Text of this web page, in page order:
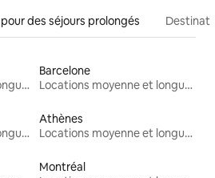
des séjours prolongés
Locations moyenne et longue durée
Barcelone
Locations moyenne et longue durée
Locations moyenne et longue durée
Athènes
Locations moyenne et longue durée
Montréal